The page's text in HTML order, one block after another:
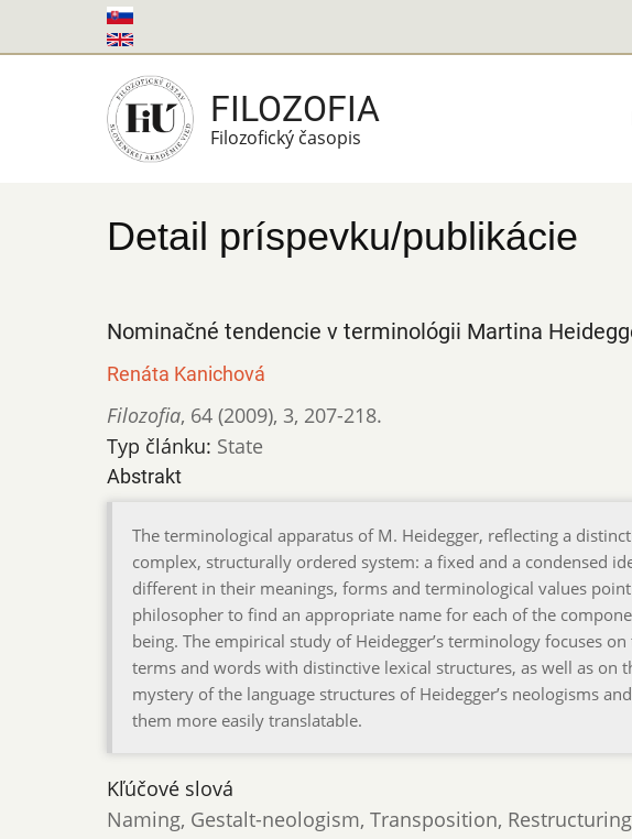
na
FILOZOFIA
Filozofický časopis
Detail príspevku/publikácie
Nominačné tendencie v terminológii Martina
Renáta Kanichová
Filozofia, 64 (2009), 3, 207-218.
Typ článku: State
Abstrakt
The terminological apparatus of M. Heidegger, reflecting a
complex, structurally ordered system: a fixed and a condensed
different in their meanings, forms and terminological values
philosopher to find an appropriate name for each of the
being. The empirical study of Heidegger’s terminology focuses
terms and words with distinctive lexical structures, as well as on
mystery of the language structures of Heidegger’s neologisms
them more easily translatable.
Kľúčové slová
Naming, Gestalt-neologism, Transposition,